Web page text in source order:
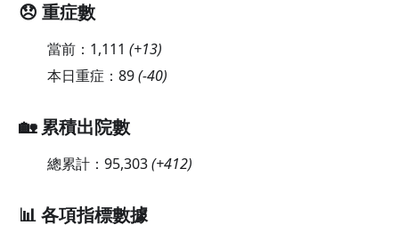
😞 重症數
當前： 1,111 (+13)
本日重症： 89(-40)
🏡 累積出院數
總累計： 95,303(+412)
📊 各項指標數據